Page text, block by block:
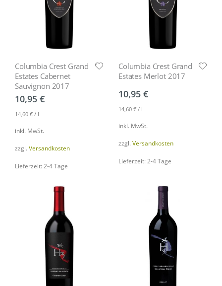
Columbia Crest Grand
Estates Cabernet
Sauvignon 2017
10,95 €
14,60 € / l
inkl. MwSt.
zzgl. Versandkosten
Lieferzeit: 2-4 Tage
Columbia Crest Grand
Estates Merlot 2017
10,95 €
14,60 € / l
inkl. MwSt.
zzgl. Versandkosten
Lieferzeit: 2-4 Tage